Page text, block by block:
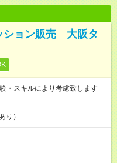
ション販売 大阪タ
スキルにより考慮致します
り）